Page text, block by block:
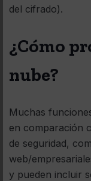
del cifrado).
¿Cómo
nube?
Muchas
en comparación
de seguridad,
web/
y pueden incluir